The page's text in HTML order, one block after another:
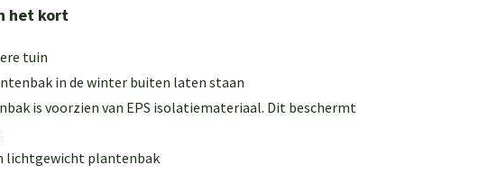
het kort
tuin
in de winter buiten laten staan
is voorzien van EPS isolatiemateriaal. Dit beschermt
lichtgewicht plantenbak